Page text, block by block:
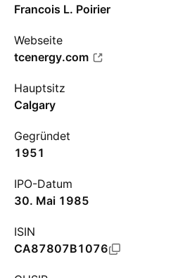
Francois L. Poirier
Webseite
tcenergy.com
Hauptsitz
Calgary
Gegründet
1951
IPO-Datum
30. Mai 1985
ISIN
CA87807B1076